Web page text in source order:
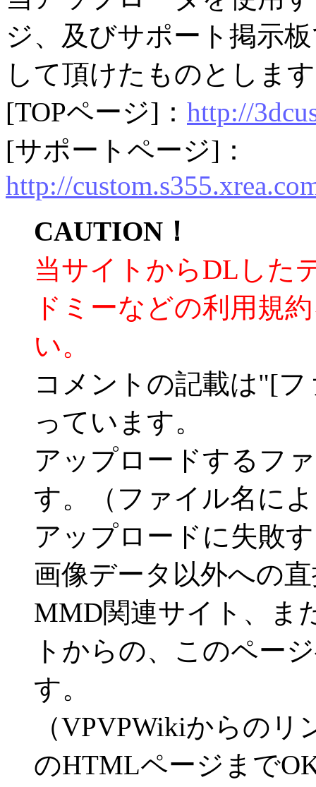
ジ、及びサポート掲示
して頂けたものとしま
[TOPページ]： http://
[サポートページ]：
http://
CAUTION！
当サイトからDLした
ドミーなどの利用規
い。
コメントの記載は"[
っています。
アップロードするフ
す。（ファイル名に
アップロードに失敗
画像データ以外への
MMD関連サイト、ま
トからの、このペー
す。
（VPVPWikiからの
のHTMLページまで